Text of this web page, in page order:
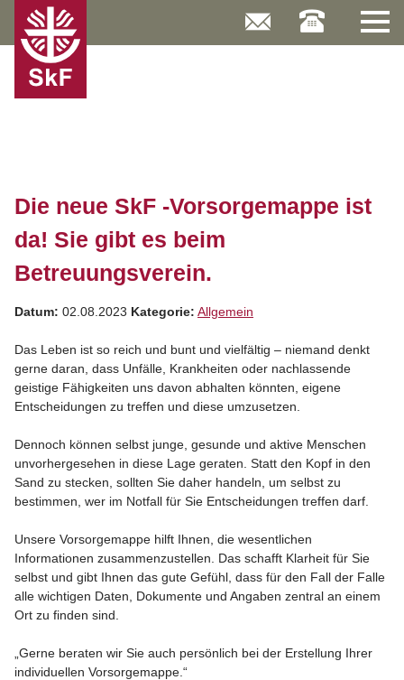
content
Die neue SkF -Vorsorgemappe ist
da! Sie gibt es beim
Betreuungsverein.
Datum: 02.08.2023 Kategorie: Allgemein
Das Leben ist so reich und bunt und vielfältig – niemand denkt
gerne daran, dass Unfälle, Krankheiten oder nachlassende
geistige Fähigkeiten uns davon abhalten könnten, eigene
Entscheidungen zu treffen und diese umzusetzen.
Dennoch können selbst junge, gesunde und aktive Menschen
unvorhergesehen in diese Lage geraten. Statt den Kopf in den
Sand zu stecken, sollten Sie daher handeln, um selbst zu
bestimmen, wer im Notfall für Sie Entscheidungen treffen darf.
Unsere Vorsorgemappe hilft Ihnen, die wesentlichen
Informationen zusammenzustellen. Das schafft Klarheit für Sie
selbst und gibt Ihnen das gute Gefühl, dass für den Fall der Falle
alle wichtigen Daten, Dokumente und Angaben zentral an einem
Ort zu finden sind.
„Gerne beraten wir Sie auch persönlich bei der Erstellung Ihrer
individuellen Vorsorgemappe.“